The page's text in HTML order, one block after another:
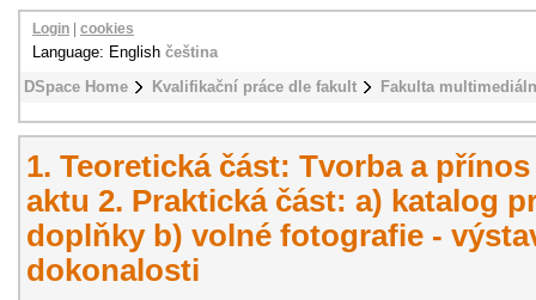
DSpace Home Kvalifikační práce dle fakult Fakulta
Login cookies
Language: English čeština
1. Teoretická část: Tvorba a
aktu 2. Praktická část: a) katalog
doplňky b) volné fotografie -
dokonalosti